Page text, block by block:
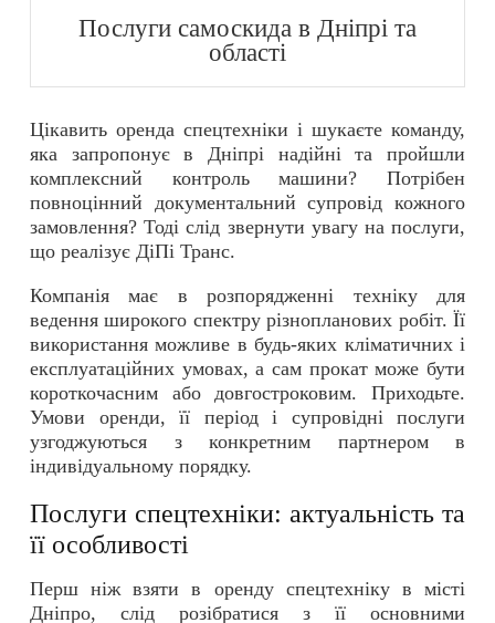
Послуги самоскида в Дніпрі та
області
Цікавить оренда спецтехніки і шукаєте команду,
яка запропонує в Дніпрі надійні та пройшли
комплексний контроль машини? Потрібен
повноцінний документальний супровід кожного
замовлення? Тоді слід звернути увагу на послуги,
що реалізує ДіПі Транс.
Компанія має в розпорядженні техніку для
ведення широкого спектру різнопланових робіт. Її
використання можливе в будь-яких кліматичних і
експлуатаційних умовах, а сам прокат може бути
короткочасним або довгостроковим. Приходьте.
Умови оренди, її період і супровідні послуги
узгоджуються з конкретним партнером в
індивідуальному порядку.
Послуги спецтехніки: актуальність та
її особливості
Перш ніж взяти в оренду спецтехніку в місті
Дніпро, слід розібратися з її основними